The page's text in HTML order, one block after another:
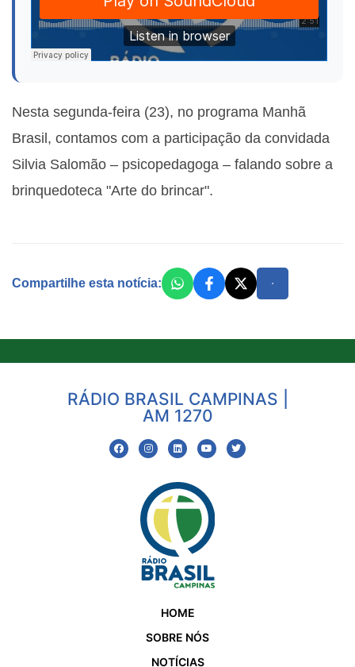
Nesta segunda-feira (23), no programa Manhã
Brasil, contamos com a participação da convidada
Silvia Salomão – psicopedagoga – falando sobre a
brinquedoteca "Arte do brincar".
Compartilhe esta notícia:
RÁDIO BRASIL CAMPINAS |
AM 1270
HOME
SOBRE NÓS
NOTÍCIAS